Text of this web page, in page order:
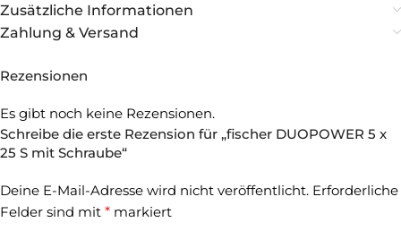
Zusätzliche Informationen
Zahlung & Versand
Rezensionen
Es gibt noch keine Rezensionen.
Schreibe die erste Rezension für „fischer DUOPOWER 5 x
25 S mit Schraube“
Deine E-Mail-Adresse wird nicht veröffentlicht. Erforderliche
Felder sind mit * markiert